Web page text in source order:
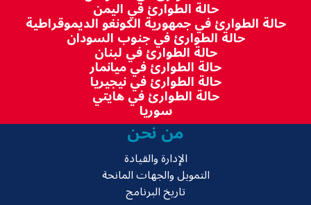
حالة الطوارئ في اليمن
حالة الطوارئ في جمهورية الكونغو الديموقراطية
حالة الطوارئ في جنوب السودان
حالة الطوارئ في لبنان
حالة الطوارئ في ميانمار
حالة الطوارئ في نيجيريا
حالة الطوارئ في هايتي
سوريا
من نحن
الإدارة والقيادة
التمويل والجهات المانحة
تاريخ البرنامج